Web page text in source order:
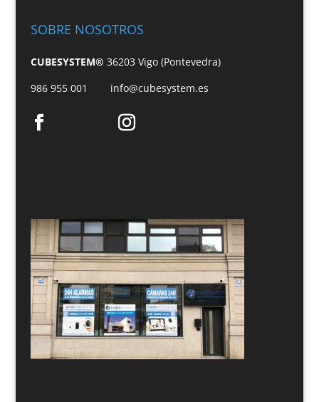
SOBRE NOSOTROS
CUBESYSTEM® 36203 Vigo (Pontevedra)
986 955 001 info@cubesystem.es